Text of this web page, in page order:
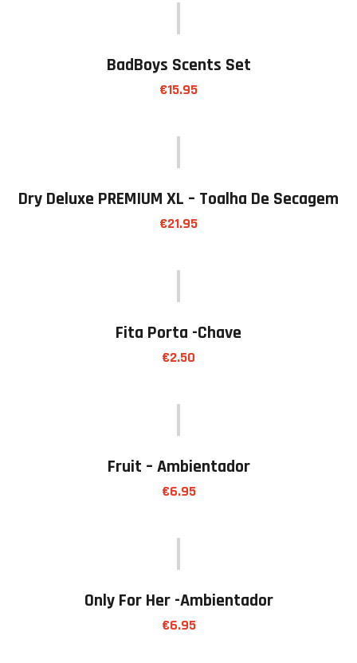
BadBoys Scents Set
€15.95
Dry Deluxe PREMIUM XL – Toalha De Secagem
€21.95
Fita Porta -chave
€2.50
Fruit – Ambientador
€6.95
Only For Her -Ambientador
€6.95